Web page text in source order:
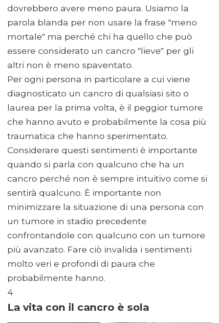
dovrebbero avere meno paura. Usiamo la
parola blanda per non usare la frase "meno
mortale" ma perché chi ha quello che può
essere considerato un cancro "lieve" per gli
altri non è meno spaventato.
Per ogni persona in particolare a cui viene
diagnosticato un cancro di qualsiasi sito o
laurea per la prima volta, è il peggior tumore
che hanno avuto e probabilmente la cosa più
traumatica che hanno sperimentato.
Considerare questi sentimenti è importante
quando si parla con qualcuno che ha un
cancro perché non è sempre intuitivo come si
sentirà qualcuno. È importante non
minimizzare la situazione di una persona con
un tumore in stadio precedente
confrontandole con qualcuno con un tumore
più avanzato. Fare ciò invalida i sentimenti
molto veri e profondi di paura che
probabilmente hanno.
4
La vita con il cancro è sola